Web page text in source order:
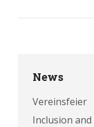
News
Vereinsfeier
Inclusion